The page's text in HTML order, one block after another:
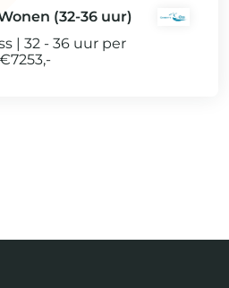
(32-36 uur)
32 - 36 uur per